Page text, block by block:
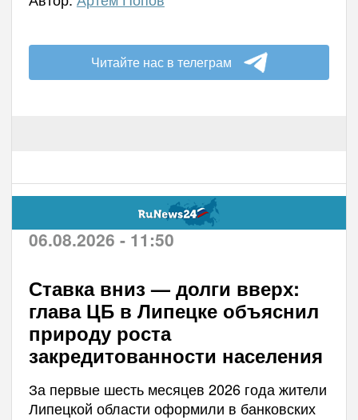
Читайте нас в телеграм
06.08.2026 - 11:50
Ставка вниз — долги вверх:
глава ЦБ в Липецке объяснил
природу роста
закредитованности населения
За первые шесть месяцев 2026 года жители
Липецкой области оформили в банковских